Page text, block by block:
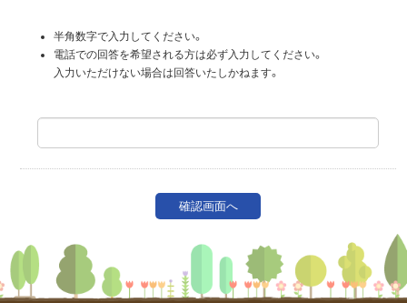
半角数字で入力してください。
電話での回答を希望される方は必ず入力してください。
入力いただけない場合は回答いたしかねます。